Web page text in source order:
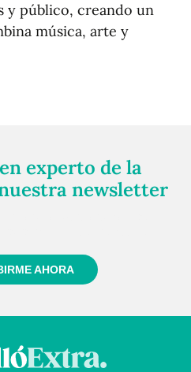
y público, creando un
música, arte y
experto de la
newsletter
AHORA